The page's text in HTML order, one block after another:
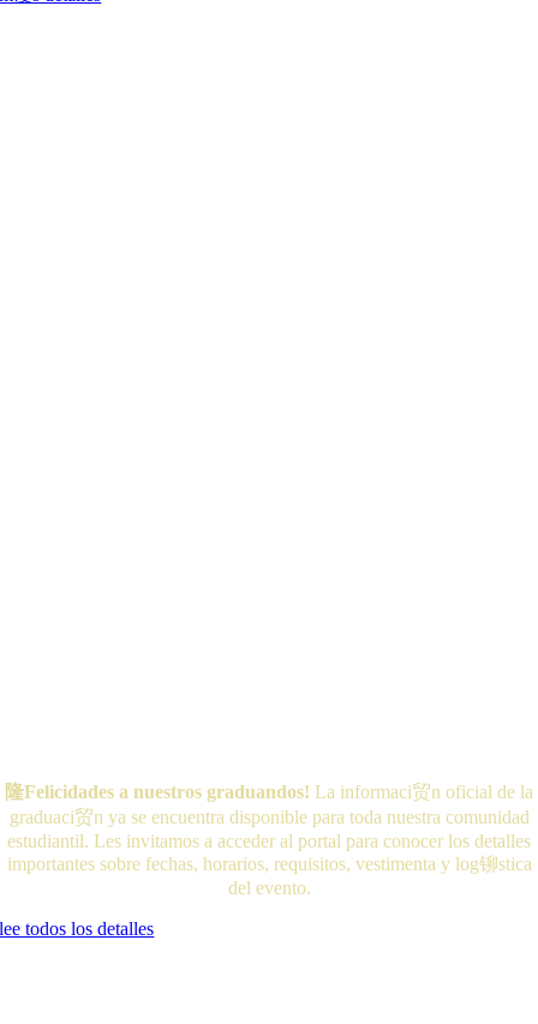
隆Felicidades a nuestros graduandos! La informaci贸n oficial de la
graduaci贸n ya se encuentra disponible para toda nuestra comunidad
estudiantil. Les invitamos a acceder al portal para conocer los detalles
importantes sobre fechas, horarios, requisitos, vestimenta y log铆stica
del evento.
lee todos los detalles